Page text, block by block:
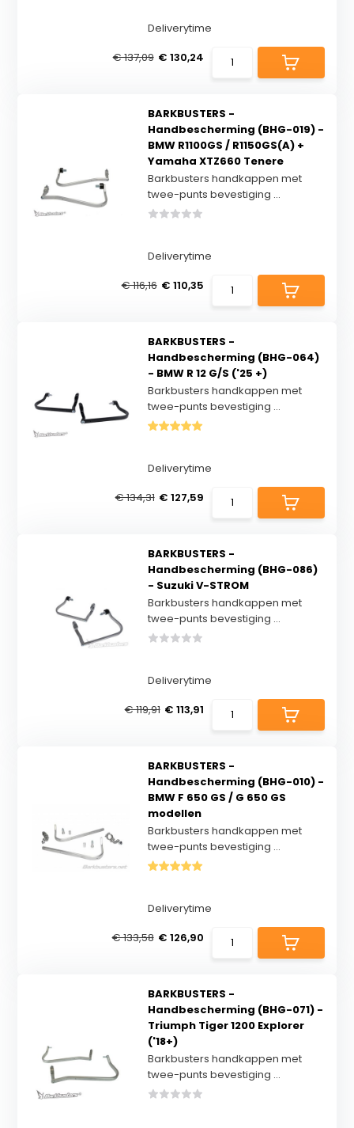
Deliverytime
€ 137,09 € 130,24
BARKBUSTERS -
Handbescherming (BHG-019) -
BMW R1100GS / R1150GS(A) +
Yamaha XTZ660 Tenere
Barkbusters handkappen met
twee-punts bevestiging ...
Deliverytime
€ 116,16 € 110,35
BARKBUSTERS -
Handbescherming (BHG-064)
- BMW R 12 G/S ('25 +)
Barkbusters handkappen met
twee-punts bevestiging ...
Deliverytime
€ 134,31 € 127,59
BARKBUSTERS -
Handbescherming (BHG-086)
- Suzuki V-STROM
Barkbusters handkappen met
twee-punts bevestiging ...
Deliverytime
€ 119,91 € 113,91
BARKBUSTERS -
Handbescherming (BHG-010) -
BMW F 650 GS / G 650 GS
modellen
Barkbusters handkappen met
twee-punts bevestiging ...
Deliverytime
€ 133,58 € 126,90
BARKBUSTERS -
Handbescherming (BHG-071) -
Triumph Tiger 1200 Explorer
('18+)
Barkbusters handkappen met
twee-punts bevestiging ...